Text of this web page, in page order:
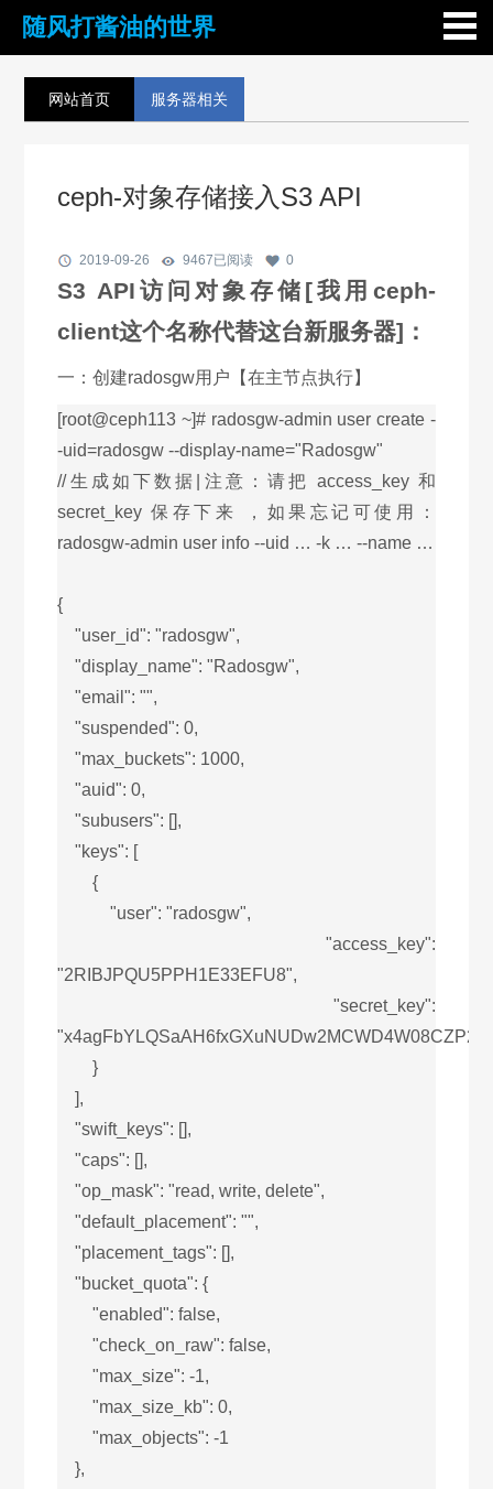
随风打酱油的世界
网站首页 服务器相关
ceph-对象存储接入S3 API
2019-09-26 9467已阅读 0
S3 API 访问对象存储[我用ceph-
client这个名称代替这台新服务器]：
一：创建radosgw用户【在主节点执行】
[root@ceph113 ~]# radosgw-admin user create -
-uid=radosgw --display-name="Radosgw"
//生成如下数据|注意：请把 access_key 和
secret_key 保存下来 ，如果忘记可使用：
radosgw-admin user info --uid … -k … --name …
{
"user_id": "radosgw",
"display_name": "Radosgw",
"email": "",
"suspended": 0,
"max_buckets": 1000,
"auid": 0,
"subusers": [],
"keys": [
{
"user": "radosgw",
"access_key":
"2RIBJPQU5PPH1E33EFU8",
"secret_key":
}
],
"swift_keys": [],
"caps": [],
"op_mask": "read, write, delete",
"default_placement": "",
"placement_tags": [],
"bucket_quota": {
"enabled": false,
"check_on_raw": false,
"max_size": -1,
"max_size_kb": 0,
"max_objects": -1
},